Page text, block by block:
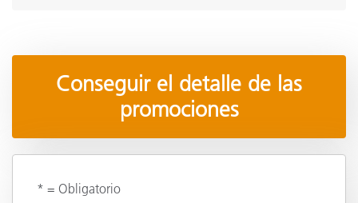
Conseguir el detalle de las
promociones
* = Obligatorio